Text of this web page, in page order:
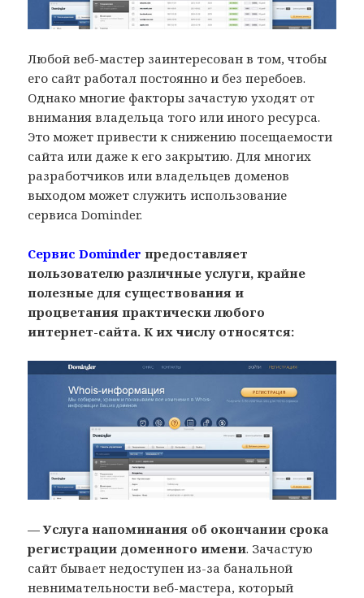
Любой веб-мастер заинтересован в том, чтобы
его сайт работал постоянно и без перебоев.
Однако многие факторы зачастую уходят от
внимания владельца того или иного ресурса.
Это может привести к снижению посещаемости
сайта или даже к его закрытию. Для многих
разработчиков или владельцев доменов
выходом может служить использование
сервиса Dominder.
Сервис Dominder предоставляет
пользователю различные услуги, крайне
полезные для существования и
процветания практически любого
интернет-сайта. К их числу относятся:
— Услуга напоминания об окончании срока
регистрации доменного имени. Зачастую
сайт бывает недоступен из-за банальной
невнимательности веб-мастера, который